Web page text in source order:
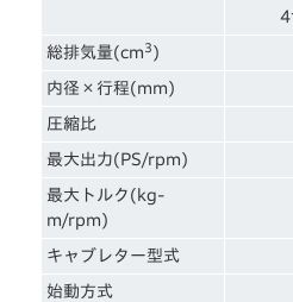
4
総排気量(cm 3 )
内径×行程(mm)
圧縮比
最大出力(PS/rpm)
最大トルク(kg-
m/rpm)
キャブレター型式
始動方式